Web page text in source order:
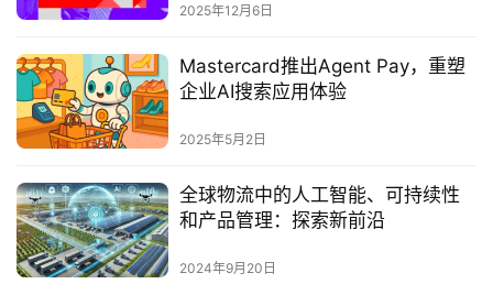
2025年12月6日
Mastercard推出Agent Pay，重塑
企业AI搜索应用体验
2025年5月2日
全球物流中的人工智能、可持续性
和产品管理：探索新前沿
2024年9月20日